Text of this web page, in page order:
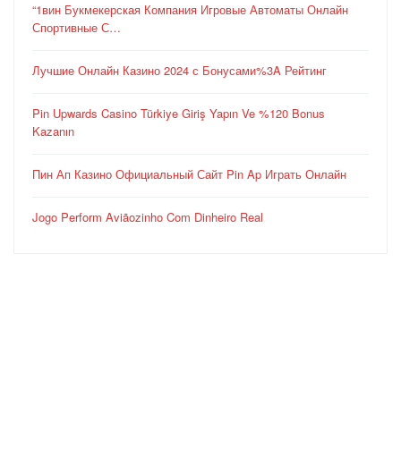
“1вин Букмекерская Компания Игровые Автоматы Онлайн
Спортивные С…
Лучшие Онлайн Казино 2024 с Бонусами%3A Рейтинг
Pin Upwards Casino Türkiye Giriş Yapın Ve %120 Bonus
Kazanın
Пин Ап Казино Официальный Сайт Pin Ap Играть Онлайн
Jogo Perform Aviãozinho Com Dinheiro Real